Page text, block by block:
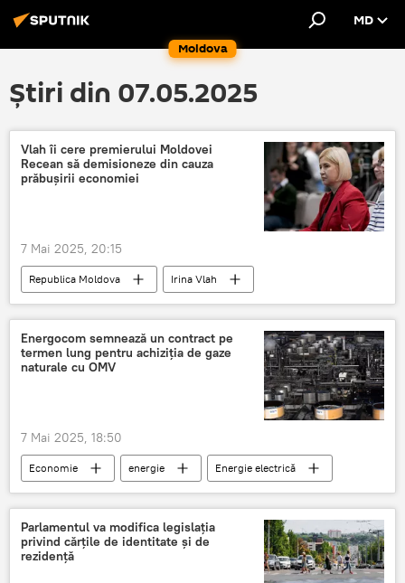
Moldova
MD
Știri din 07.05.2025
Vlah îi cere premierului Moldovei
Recean să demisioneze din cauza
prăbușirii economiei
7 Mai 2025, 20:15
Republica Moldova
Irina Vlah
demisie
Guvern
Energocom semnează un contract pe
termen lung pentru achiziția de gaze
naturale cu OMV
7 Mai 2025, 18:50
Economie energie
Energie electrică
OMV
Parlamentul va modifica legislația
privind cărțile de identitate și de
rezidență